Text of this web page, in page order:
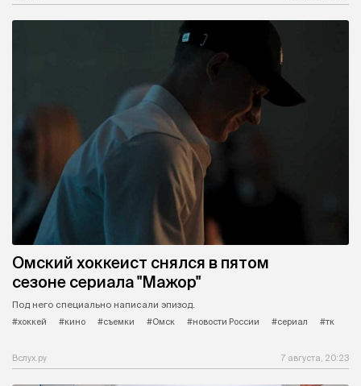
Омский хоккеист снялся в пятом
сезоне сериала "Мажор"
Под него специально написали эпизод.
#хоккей
#кино #съемки #Омск #новости России #сериал #тк
Вслух.ру 7 августа, 20:23